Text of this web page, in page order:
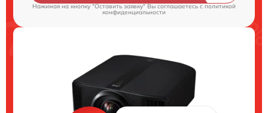
Нажимая на кнопку "Оставить заявку" Вы соглашаетесь cполитикой
конфиденциальности